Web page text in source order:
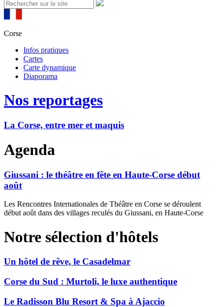
Corse
Infos pratiques
Cartes
Carte dynamique
Diaporama
Nos reportages
La Corse, entre mer et maquis
Agenda
Giussani : le théâtre en fête en Haute-Corse début
août
Les Rencontres Internationales de Théâtre en Corse se déroulent
début août dans des villages reculés du Giussani, en Haute-Corse
Notre sélection d'hôtels
Un hôtel de rêve, le Casadelmar
Corse du Sud : Murtoli, le luxe authentique
Le Radisson Blu Resort & Spa à Ajaccio